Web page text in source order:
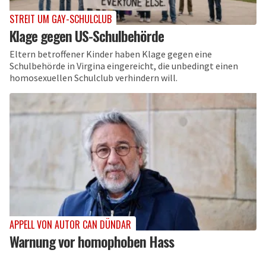
STREIT UM GAY-SCHULCLUB
Klage gegen US-Schulbehörde
Eltern betroffener Kinder haben Klage gegen eine
Schulbehörde in Virgina eingereicht, die unbedingt einen
homosexuellen Schulclub verhindern will.
APPELL VON AUTOR CAN DÜNDAR
Warnung vor homophoben Hass